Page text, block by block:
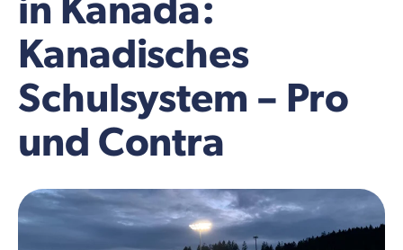
in Kanada:
Kanadisches
Schulsystem – Pro
und Contra